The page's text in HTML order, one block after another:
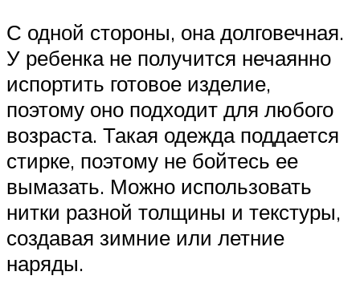
С одной стороны, она долговечная.
У ребенка не получится нечаянно
испортить готовое изделие,
поэтому оно подходит для любого
возраста. Такая одежда поддается
стирке, поэтому не бойтесь ее
вымазать. Можно использовать
нитки разной толщины и текстуры,
создавая зимние или летние
наряды.